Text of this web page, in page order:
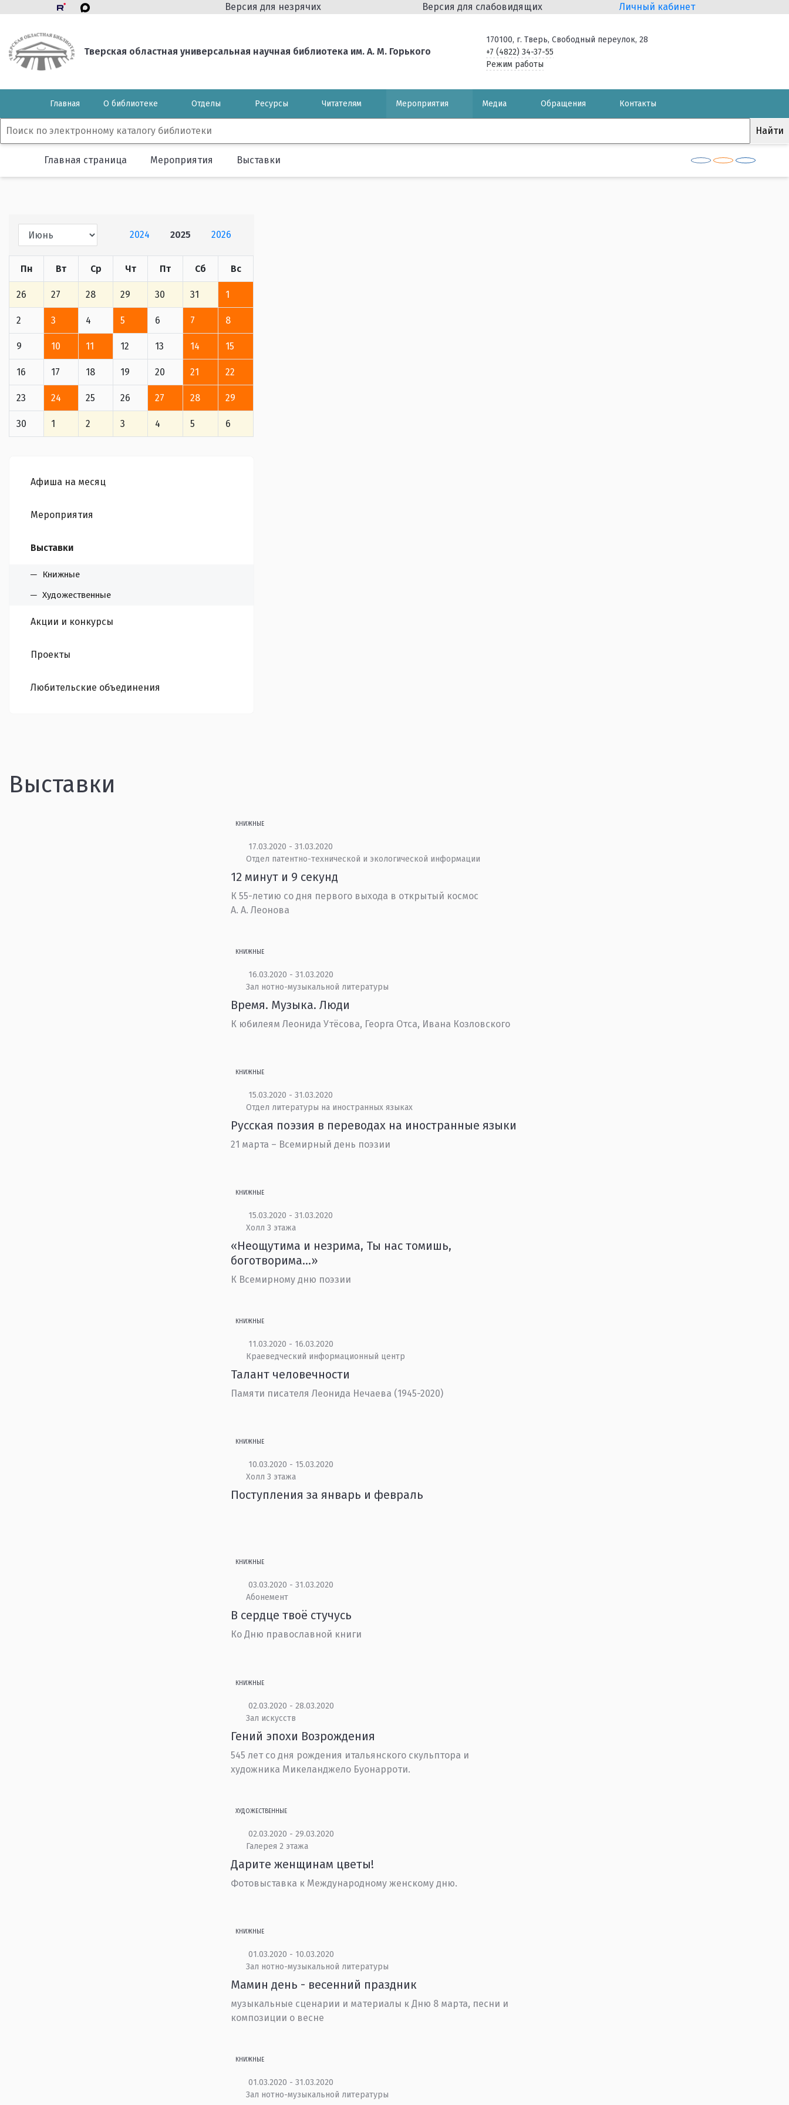
Версия для незрячих Версия для слабовидящих Личный кабинет
Тверская областная универсальная научная библиотека им. А. М. Горького
170100, г. Тверь, Свободный переулок, 28
+7 (4822) 34-37-55
Режим работы
Главная О библиотеке Отделы Ресурсы Читателям Мероприятия Медиа Обращения Контакты
Главная страница Мероприятия Выставки
2024 2025 2026
Пн Вт Ср Чт Пт Сб Вс
26 27 28 29 30 31 1
2 3 4 5 6 7 8
9 10 11 12 13 14 15
16 17 18 19 20 21 22
23 24 25 26 27 28 29
30 1 2 3 4 5 6
Афиша на месяц
Мероприятия
Выставки
Книжные
Художественные
Акции и конкурсы
Проекты
Любительские объединения
Выставки
КНИЖНЫЕ
17.03.2020 - 31.03.2020
Отдел патентно-технической и экологической информации
12 минут и 9 секунд
К 55-летию со дня первого выхода в открытый космос
А. А. Леонова
КНИЖНЫЕ
16.03.2020 - 31.03.2020
Зал нотно-музыкальной литературы
Время. Музыка. Люди
К юбилеям Леонида Утёсова, Георга Отса, Ивана Козловского
КНИЖНЫЕ
15.03.2020 - 31.03.2020
Отдел литературы на иностранных языках
Русская поэзия в переводах на иностранные языки
21 марта – Всемирный день поэзии
КНИЖНЫЕ
15.03.2020 - 31.03.2020
Холл 3 этажа
«Неощутима и незрима, Ты нас томишь,
боготворима...»
К Всемирному дню поэзии
КНИЖНЫЕ
11.03.2020 - 16.03.2020
Краеведческий информационный центр
Талант человечности
Памяти писателя Леонида Нечаева (1945-2020)
КНИЖНЫЕ
10.03.2020 - 15.03.2020
Холл 3 этажа
Поступления за январь и февраль
КНИЖНЫЕ
03.03.2020 - 31.03.2020
Абонемент
В сердце твоё стучусь
Ко Дню православной книги
КНИЖНЫЕ
02.03.2020 - 28.03.2020
Зал искусств
Гений эпохи Возрождения
545 лет со дня рождения итальянского скульптора и
художника Микеланджело Буонарроти.
ХУДОЖЕСТВЕННЫЕ
02.03.2020 - 29.03.2020
Галерея 2 этажа
Дарите женщинам цветы!
Фотовыставка к Международному женскому дню.
КНИЖНЫЕ
01.03.2020 - 10.03.2020
Зал нотно-музыкальной литературы
Мамин день - весенний праздник
музыкальные сценарии и материалы к Дню 8 марта, песни и
композиции о весне
КНИЖНЫЕ
01.03.2020 - 31.03.2020
Зал нотно-музыкальной литературы